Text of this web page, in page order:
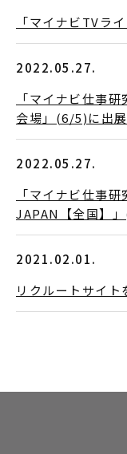
「マイナビTVラ
2022.05.27.
「マイナビ仕事
会場」(6/5)に出
2022.05.27.
「マイナビ仕事
JAPAN【全国】
2021.02.01.
リクルートサイト